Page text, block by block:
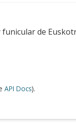
de
API Docs).